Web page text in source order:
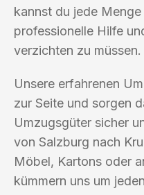
kannst du jede
professionelle Hilfe
verzichten zu müssen.
Unsere erfahrenen
zur Seite und sorgen
Umzugsgüter sicher
von Salzburg nach
Möbel, Kartons oder
kümmern uns um